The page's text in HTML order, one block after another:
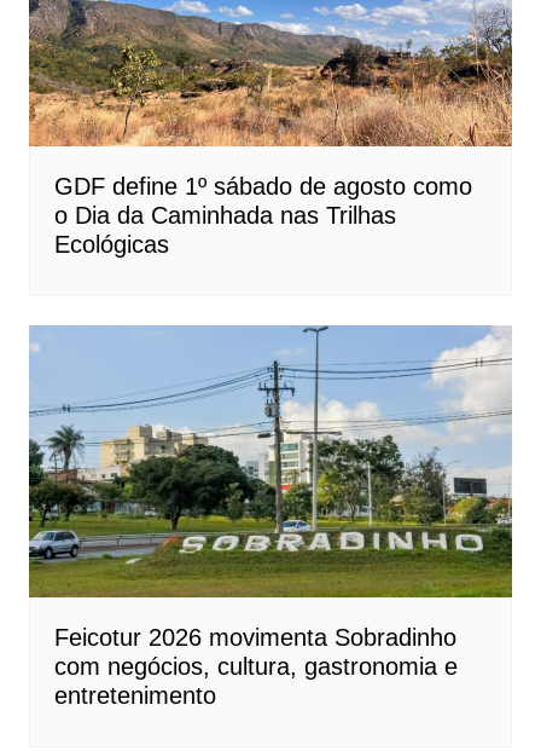
GDF define 1º sábado de agosto como
o Dia da Caminhada nas Trilhas
Ecológicas
Feicotur 2026 movimenta Sobradinho
com negócios, cultura, gastronomia e
entretenimento